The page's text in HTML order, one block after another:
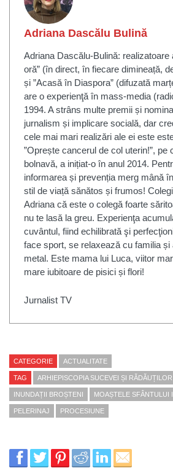
Adriana Dascălu Bulină
Adriana Dascălu-Bulină: realizatoare
oră” (în direct, în fiecare dimineață,
și ”Acasă în Diaspora” (difuzată
are o experienţă în mass-media
1994. A strâns multe premii și
jurnalism și implicare socială, dar
cele mai mari realizări ale ei este
”Oprește cancerul de col uterin!”, pe
bolnavă, a inițiat-o în anul 2014.
informarea și prevenția merg mână
stil de viață sănătos și frumos!
Adriana că este o colegă foarte
nu te lasă la greu. Experienţa
cuvântul, fiind echilibrată şi
face sport, se relaxează cu familia și
metal. Este mama lui Luca, viitor
mare iubitoare de pisici și flori!
Jurnalist TV
CATEGORIE ACTUALITATE
TAG ARHIEPISCOPIA SUCEVEI ȘI RĂDĂUȚILOR
INUNDAȚII BROȘTENI MOAȘTELE SFÂNTULUI
PELERINAJ PROCESIUNE